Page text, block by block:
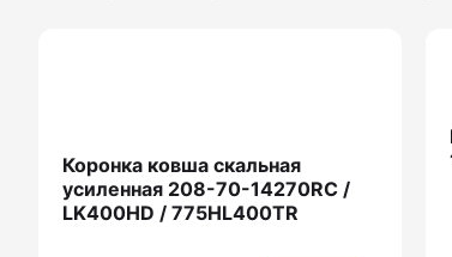
Коронка ковша скальная
усиленная 208-70-14270RC /
LK400HD / 775HL400TR